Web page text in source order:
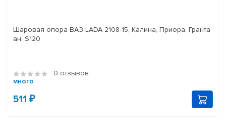
Шаровая опора ВАЗ LADA 2108-15, Калина, Приора, Гранта
ан. S120
0 отзывов
много
511 ₽